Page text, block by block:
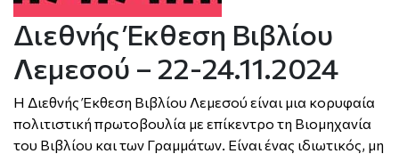
Διεθνής Έκθεση Βιβλίου
Λεμεσού – 22-24.11.2024
Η Διεθνής Έκθεση Βιβλίου Λεμεσού είναι μια κορυφαία
πολιτιστική πρωτοβουλία με επίκεντρο τη Βιομηχανία
του Βιβλίου και των Γραμμάτων. Είναι ένας ιδιωτικός, μη